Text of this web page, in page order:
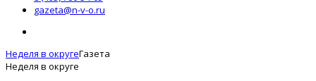
gazeta@n-v-o.ru
Неделя в округеГазета
Неделя в округе